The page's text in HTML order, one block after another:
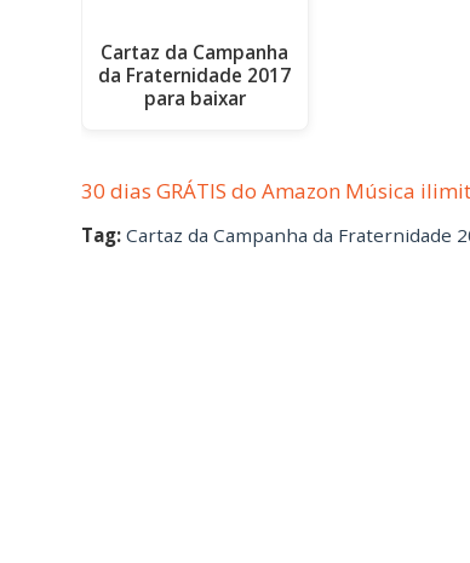
Cartaz da Campanha
da Fraternidade 2017
para baixar
30 dias GRÁTIS do Amazon Música
Tag: Cartaz da Campanha da Fraternidade